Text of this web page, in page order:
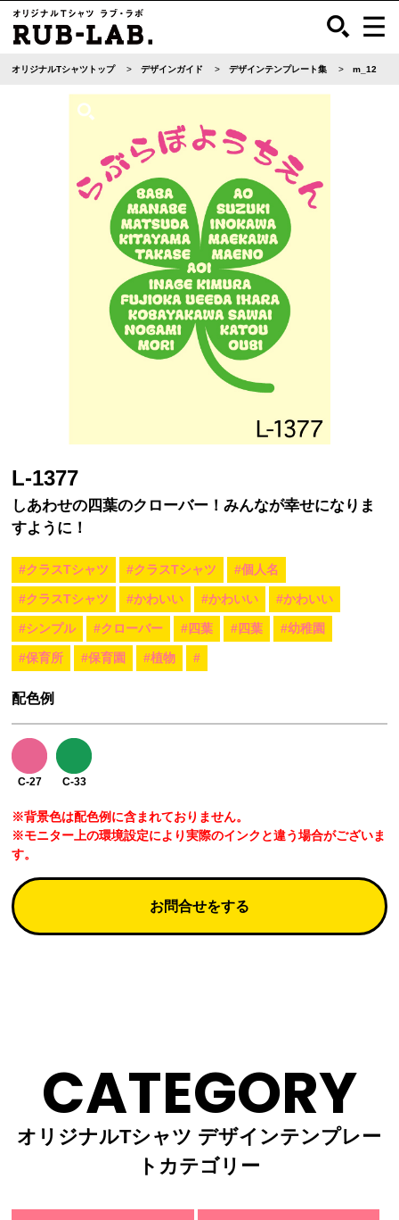
オリジナルTシャツトップ デザインガイド デザインテンプレート集 m_12
L-1377
しあわせの四葉のクローバー！みんなが幸せになりま
すように！
#クラスTシャツ #クラスTシャツ #個人名
#クラスTシャツ #かわいい #かわいい #かわいい
#シンプル #クローバー #四葉 #四葉 #幼稚園
#保育所 #保育園 #植物 #
配色例
C-27 C-33
※背景色は配色例に含まれておりません。
※モニター上の環境設定により実際のインクと違う場合がございま
す。
お問合せをする
CATEGORY
オリジナルTシャツ デザインテンプレー
トカテゴリー